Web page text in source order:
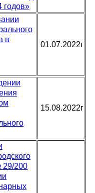
годов»
в
01.07.2022г
15.08.2022г
29/200